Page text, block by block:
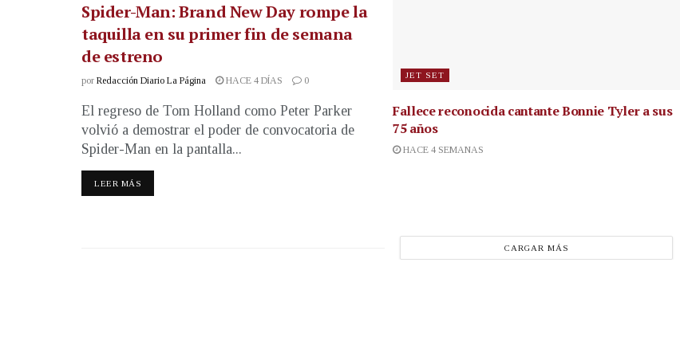
Spider-Man: Brand New Day rompe la
taquilla en su primer fin de semana
de estreno
por Redacción Diario La Página HACE 4 DÍAS 0
El regreso de Tom Holland como Peter Parker
volvió a demostrar el poder de convocatoria de
Spider-Man en la pantalla...
LEER MÁS
JET SET
Fallece reconocida cantanteBonnie Tyler a sus
75 años
HACE 4 SEMANAS
CARGAR MÁS